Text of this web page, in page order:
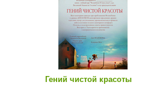
Гений чистой красоты